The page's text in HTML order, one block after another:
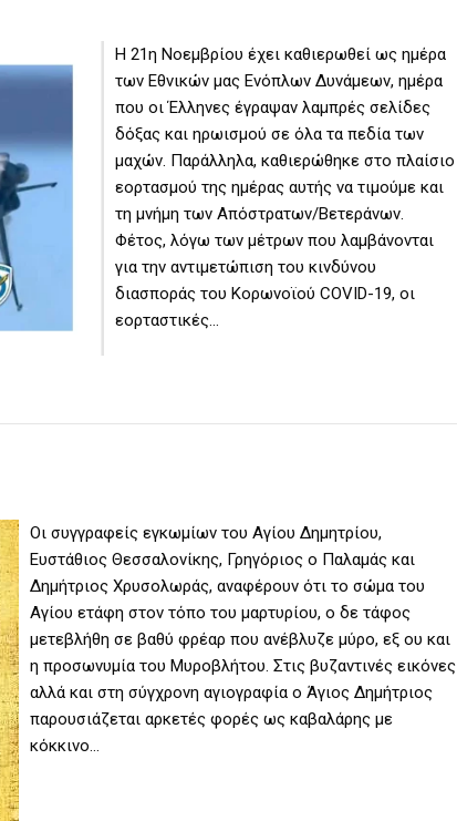
Η 21η Νοεμβρίου έχει καθιερωθεί ως ημέρα
των Εθνικών μας Ενόπλων Δυνάμεων, ημέρα
που οι Έλληνες έγραψαν λαμπρές σελίδες
δόξας και ηρωισμού σε όλα τα πεδία των
μαχών. Παράλληλα, καθιερώθηκε στο πλαίσιο
εορτασμού της ημέρας αυτής να τιμούμε και
τη μνήμη των Απόστρατων/Βετεράνων.
Φέτος, λόγω των μέτρων που λαμβάνονται
για την αντιμετώπιση του κινδύνου
διασποράς του Kορωνοϊού COVID-19, οι
εορταστικές…
Οι συγγραφείς εγκωμίων του Αγίου Δημητρίου,
Ευστάθιος Θεσσαλονίκης, Γρηγόριος ο Παλαμάς και
Δημήτριος Χρυσολωράς, αναφέρουν ότι το σώμα του
Αγίου ετάφη στον τόπο του μαρτυρίου, ο δε τάφος
μετεβλήθη σε βαθύ φρέαρ που ανέβλυζε μύρο, εξ ου και
η προσωνυμία του Μυροβλήτου. Στις βυζαντινές εικόνες
αλλά και στη σύγχρονη αγιογραφία ο Άγιος Δημήτριος
παρουσιάζεται αρκετές φορές ως καβαλάρης με
κόκκινο…